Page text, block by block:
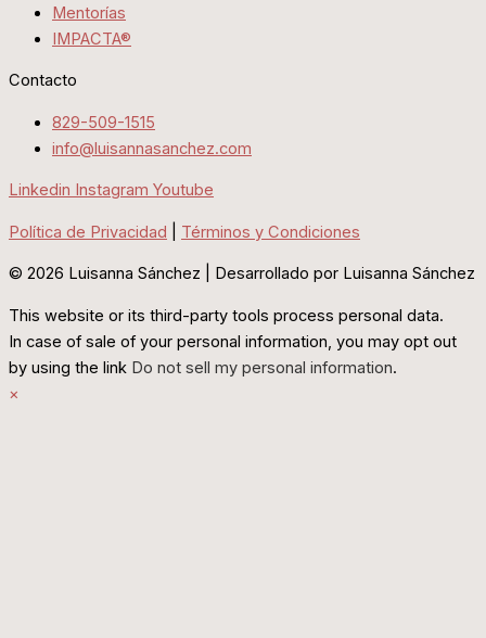
Mentorías
IMPACTA®
Contacto
829-509-1515
info@luisannasanchez.com
Linkedin Instagram Youtube
Política de Privacidad Términos y Condiciones
© 2026 Luisanna Sánchez | Desarrollado por Luisanna Sánchez
This website or its third-party tools process personal data.
In case of sale of your personal information, you may opt out
by using the link Do not sell my personal information.
×